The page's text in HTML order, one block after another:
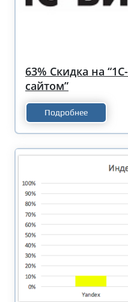
63% Скидка на
сайтом”
Подробнее